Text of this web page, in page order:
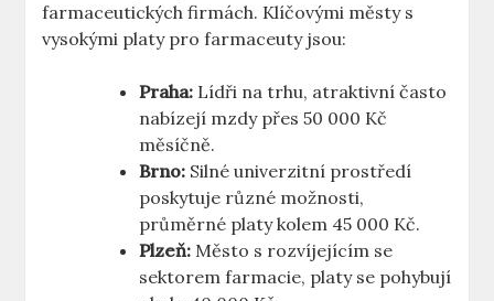
farmaceutických firmách. Klíčovými městy s
vysokými platy pro farmaceuty jsou:
Praha: Lídři na trhu, atraktivní často
nabízejí mzdy přes 50 000 Kč
měsíčně.
Brno: Silné univerzitní prostředí
poskytuje různé možnosti,
průměrné platy kolem 45 000 Kč.
Plzeň: Město s rozvíjejícím se
sektorem farmacie, platy se pohybují